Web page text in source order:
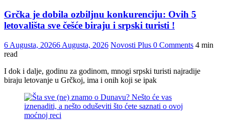
Grčka je dobila ozbiljnu konkurenciju: Ovih 5
letovališta sve češće biraju i srpski turisti !
6 Augusta, 20266 Augusta, 2026 Novosti Plus 0 Comments 4 min
read
I dok i dalje, godinu za godinom, mnogi srpski turisti najradije
biraju letovanje u Grčkoj, ima i onih koji se ipak